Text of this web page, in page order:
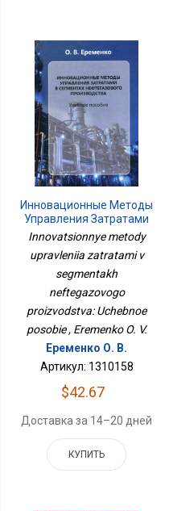
Инновационные Методы
Управления Затратами
В Сегментах
Нефтегазового
Производства: Учебное
Пособие
Innovatsionnye metody
upravleniia zatratami v
segmentakh
neftegazovogo
proizvodstva: Uchebnoe
posobie , Eremenko O. V.
Еременко О. В.
Артикул: 1310158
$42.67
Доставка за 14–20 дней
КУПИТЬ